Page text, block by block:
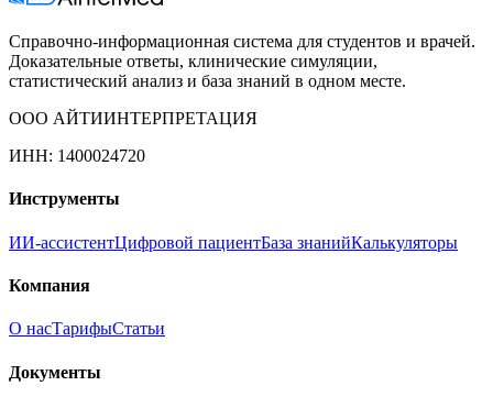
Справочно-информационная система для студентов и врачей.
Доказательные ответы, клинические симуляции,
статистический анализ и база знаний в одном месте.
ООО АЙТИИНТЕРПРЕТАЦИЯ
ИНН: 1400024720
Инструменты
ИИ-ассистентЦифровой пациентБаза знанийКалькуляторы
Компания
О насТарифыСтатьи
Документы